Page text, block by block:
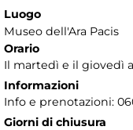
Luogo
Museo dell'Ara Pacis
Orario
Il martedì e il giovedì
Informazioni
Info e prenotazioni:
Giorni di chiusura